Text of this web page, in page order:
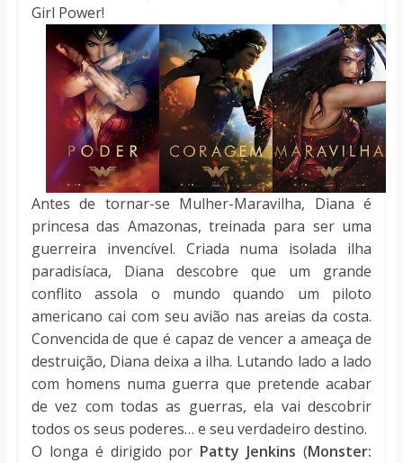
Girl Power!
Antes de tornar-se Mulher-Maravilha, Diana é
princesa das Amazonas, treinada para ser uma
guerreira invencível. Criada numa isolada ilha
paradisíaca, Diana descobre que um grande
conflito assola o mundo quando um piloto
americano cai com seu avião nas areias da costa.
Convencida de que é capaz de vencer a ameaça de
destruição, Diana deixa a ilha. Lutando lado a lado
com homens numa guerra que pretende acabar
de vez com todas as guerras, ela vai descobrir
todos os seus poderes… e seu verdadeiro destino.
O longa é dirigido por Patty Jenkins (Monster: